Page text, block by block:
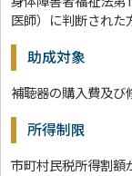
医師）に判断された
助成対象
補聴器の購入費及び
所得制限
市町村民税所得割額